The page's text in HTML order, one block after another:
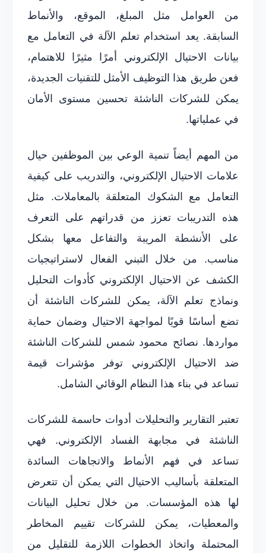
من العوامل مثل المبلغ، الموقع، والأنماط
السابقة. يعد استخدام تعلم الآلة في التعامل مع
بيانات الاحتيال الإلكتروني أمرًا مثيرًا للاهتمام،
فعن طريق هذا التوظيف الأمثل للتقنيات الجديدة،
يمكن للشركات الناشئة تحسين مستوى الأمان
في عملياتها.
من المهم أيضاً تنمية الوعي بين الموظفين حيال
علامات الاحتيال الإلكتروني، والتدريب على كيفية
التعامل مع الشكوك المتعلقة بالمعاملات. مثل
هذه التدريبات تعزز من قدراتهم على التعرف
على الأنشطة المريبة والتفاعل معها بشكل
مناسب. من خلال التبني الفعال لاستراتيجيات
الكشف عن الاحتيال الإلكتروني كأدوات التحليل
ونماذج تعلم الآلة، يمكن للشركات الناشئة أن
تضع أساسًا قويًا لمواجهة الاحتيال وضمان حماية
مواردها. نصائح محمود شمس للشركات الناشئة
ضد الاحتيال الإلكتروني توفر مؤشرات قيمة
تساعد في بناء هذا النظام الوقائي الشامل.
تعتبر التقارير والتحليلات أدوات حاسمة للشركات
الناشئة في مجابهة الفساد الإلكتروني. فهي
تساعد في فهم الأنماط والاتجاهات السائدة
المتعلقة بأساليب الاحتيال التي يمكن أن تتعرض
لها هذه المؤسسات. من خلال تحليل البيانات
والمعطيات، يمكن للشركات تقييم المخاطر
المحتملة واتخاذ الخطوات اللازمة للتقليل من